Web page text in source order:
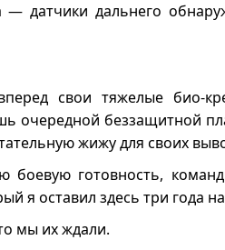
— датчики дальнего
свои тяжелые био-
очередной беззащитной
жижу для своих
готовность,
я оставил здесь три года
мы их ждали.